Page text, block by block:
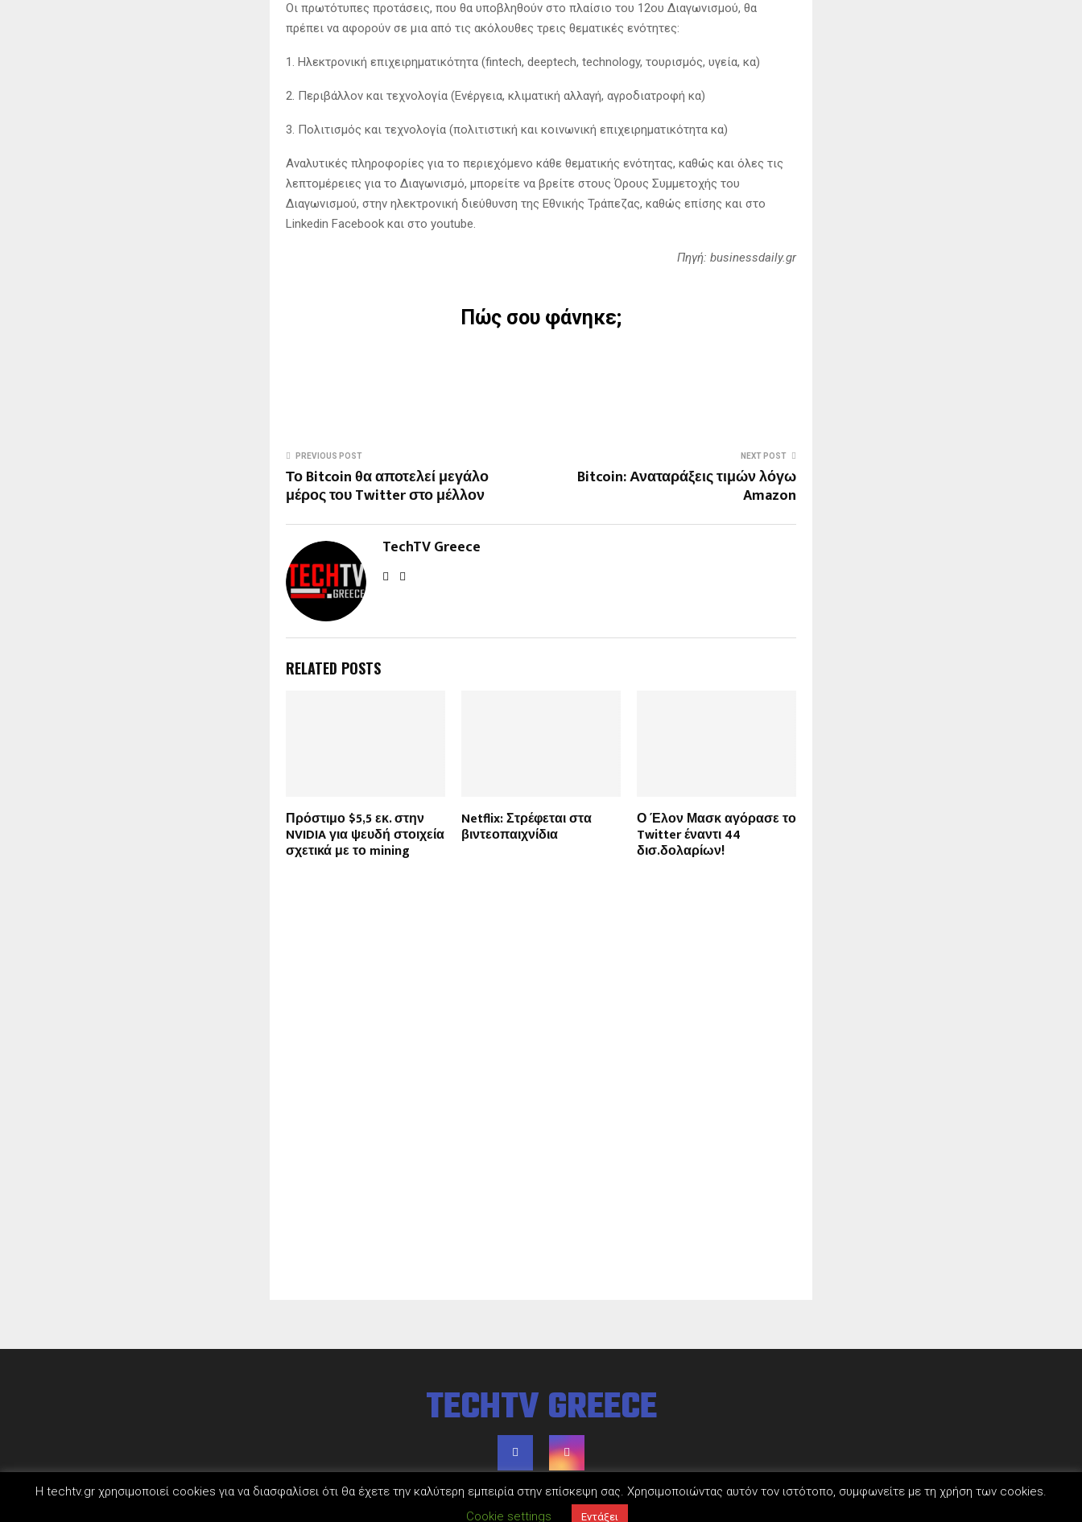
Οι πρωτότυπες προτάσεις, που θα υποβληθούν στο πλαίσιο του 12ου Διαγωνισμού, θα
πρέπει να αφορούν σε μια από τις ακόλουθες τρεις θεματικές ενότητες:
1. Ηλεκτρονική επιχειρηματικότητα (fintech, deeptech, technology, τουρισμός, υγεία, κα)
2. Περιβάλλον και τεχνολογία (Ενέργεια, κλιματική αλλαγή, αγροδιατροφή κα)
3. Πολιτισμός και τεχνολογία (πολιτιστική και κοινωνική επιχειρηματικότητα κα)
Αναλυτικές πληροφορίες για το περιεχόμενο κάθε θεματικής ενότητας, καθώς και όλες τις
λεπτομέρειες για το Διαγωνισμό, μπορείτε να βρείτε στους Όρους Συμμετοχής του
Διαγωνισμού, στην ηλεκτρονική διεύθυνση της Εθνικής Τράπεζας, καθώς επίσης και στο
Linkedin Facebook και στο youtube.
Πηγή: businessdaily.gr
Πώς σου φάνηκε;
PREVIOUS POST
Το Bitcoin θα αποτελεί μεγάλο
μέρος του Twitter στο μέλλον
NEXT POST
Bitcoin: Αναταράξεις τιμών λόγω
Amazon
TechTV Greece
RELATED POSTS
Πρόστιμο $5,5 εκ. στην
NVIDIA για ψευδή στοιχεία
σχετικά με το mining
Netflix: Στρέφεται στα
βιντεοπαιχνίδια
Ο Έλον Μασκ αγόρασε το
Twitter έναντι 44
δισ.δολαρίων!
TECHTV GREECE
Η techtv.gr χρησιμοποιεί cookies για να διασφαλίσει ότι θα έχετε την καλύτερη εμπειρία στην επίσκεψη σας. Χρησιμοποιώντας αυτόν τον ιστότοπο, συμφωνείτε με τη χρήση των cookies.
Cookie settings
Εντάξει